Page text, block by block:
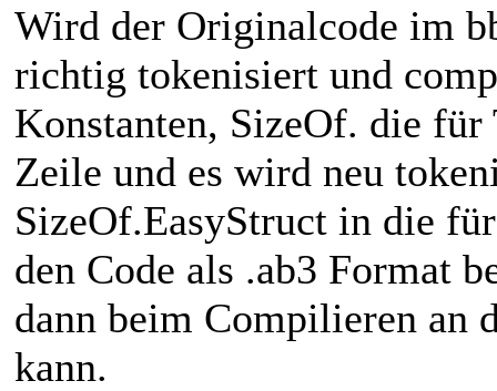
Wird der Originalcode im
richtig tokenisiert und
Konstanten, SizeOf. die
Zeile und es wird neu
SizeOf.EasyStruct in die
den Code als .ab3 Format
dann beim Compilieren an
kann.